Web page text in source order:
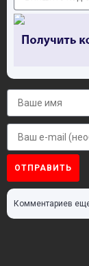
ОТПРАВИТЬ
Комментариев